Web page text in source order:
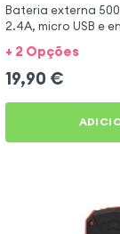
Bateria externa
2.4A, micro USB e
+ 2 Opções
19,90 €